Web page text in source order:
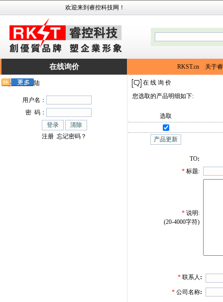
欢迎来到睿控科技网！
在线询价 RKST.cn 关于
用户登陆
用户名：
密 码：
注册 忘记密码？
在 线 询 价
您选取的产品明细如下:
选取
TO:
* 标题:
* 说明:
(20-4000字符)
* 联系人 :
* 公司名称: